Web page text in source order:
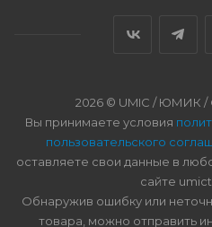
2026 © UMIC / ЮМИК /
Вы принимаете условия
пользовательского
оставляете свои данные в
сайте
Обнаружив ошибку или
товара, можно отправить